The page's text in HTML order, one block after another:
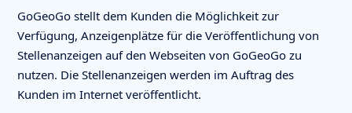
GoGeoGo stellt dem Kunden die Möglichkeit zur
Verfügung, Anzeigenplätze für die Veröffentlichung von
Stellenanzeigen auf den Webseiten von GoGeoGo zu
nutzen. Die Stellenanzeigen werden im Auftrag des
Kunden im Internet veröffentlicht.